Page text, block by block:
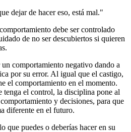
dejar de hacer eso, está mal."
debe ser controlado
de no ser descubiertos si quieren
un comportamiento negativo dando a
por su error. Al igual que el castigo,
el comportamiento en el momento.
tenga el control, la disciplina pone al
y decisiones, para que
diferente en el futuro.
que puedes o deberías hacer en su